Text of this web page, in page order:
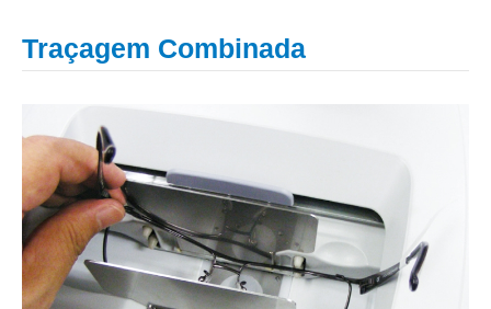
Traçagem Combinada